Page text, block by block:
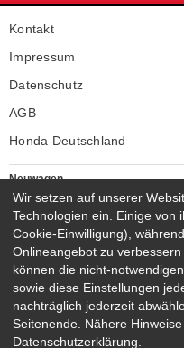
Kontakt
Impressum
Datenschutz
AGB
Honda Deutschland
Neuwagen
Honda Neuwagen
Gebrauchtwagen
Honda Gebrauchtwagen
Honda Vorführwagen
Gesamtbestand
NEUWAGENMODELLE
HONDA JAZZ E:HEV
Wir setzen auf unserer
Technologien ein. Einige von
Cookie-Einwilligung),
Onlineangebot zu
können die nicht-
sowie diese Einstellungen
nachträglich jederzeit
Seitenende. Nähere
Datenschutzerklärung.